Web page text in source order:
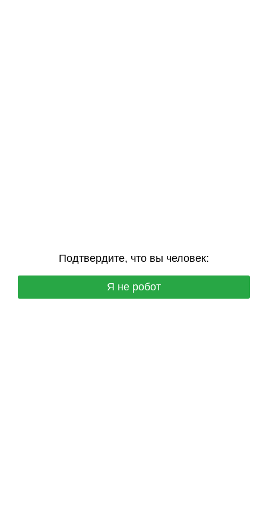
Подтвердите, что вы человек:
Я не робот